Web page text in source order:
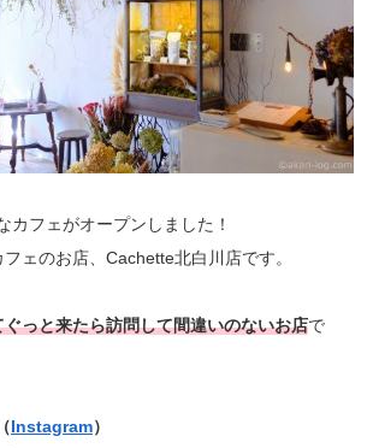
カフェがオープンしました！
ェのお店、Cachette北白川店です。
ぐっと来たら訪問して間違いのないお店で
Instagram）